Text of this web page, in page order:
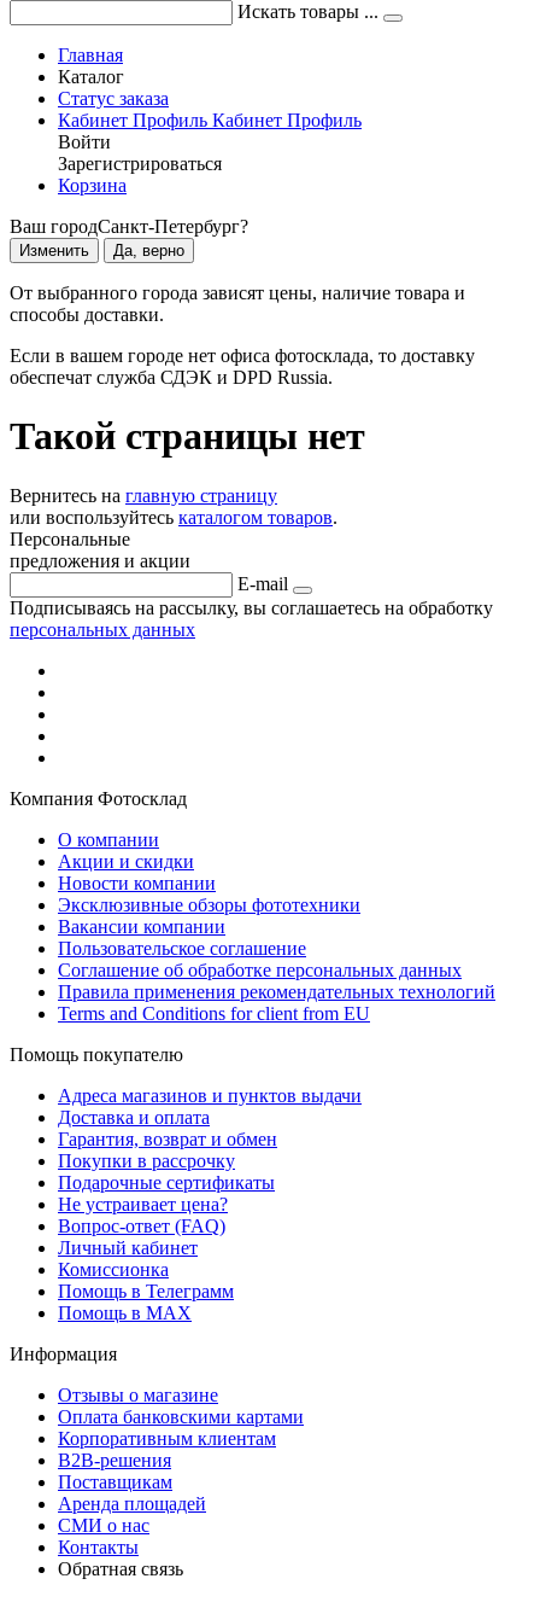
Искать товары ...
Главная
Каталог
Статус заказа
Кабинет Профиль Кабинет Профиль
Войти
Зарегистрироваться
Корзина
Ваш городСанкт-Петербург?
Изменить Да, верно
От выбранного города зависят цены, наличие товара и
способы доставки.
Если в вашем городе нет офиса фотосклада, то доставку
обеспечат служба СДЭК и DPD Russia.
Такой страницы нет
Вернитесь на главную страницу
или воспользуйтесь каталогом товаров.
Персональные
предложения и акции
E-mail
Подписываясь на рассылку, вы соглашаетесь на обработку
персональных данных
Компания Фотосклад
О компании
Акции и скидки
Новости компании
Эксклюзивные обзоры фототехники
Вакансии компании
Пользовательское соглашение
Соглашение об обработке персональных данных
Правила применения рекомендательных технологий
Terms and Conditions for client from EU
Помощь покупателю
Адреса магазинов и пунктов выдачи
Доставка и оплата
Гарантия, возврат и обмен
Покупки в рассрочку
Подарочные сертификаты
Не устраивает цена?
Вопрос-ответ (FAQ)
Личный кабинет
Комиссионка
Помощь в Телеграмм
Помощь в MAX
Информация
Отзывы о магазине
Оплата банковскими картами
Корпоративным клиентам
B2B-решения
Поставщикам
Аренда площадей
СМИ о нас
Контакты
Обратная связь